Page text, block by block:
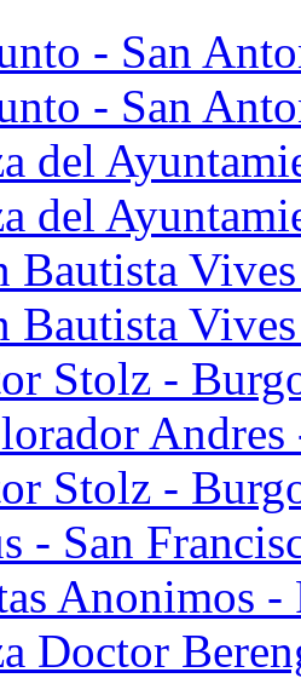
- San
- San
del
del
Bautista
Bautista
Stolz -
Andres
Stolz -
- San
Anonimos
Doctor